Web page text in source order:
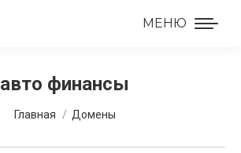
МЕНЮ
авто финансы
Вы здесь:
Главная Домены